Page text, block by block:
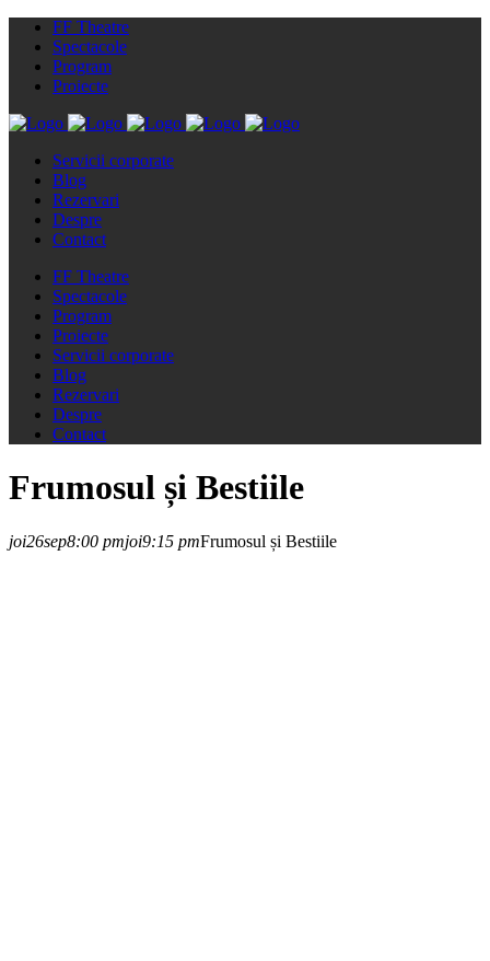
FF Theatre
Spectacole
Program
Proiecte
Servicii corporate
Blog
Rezervari
Despre
Contact
FF Theatre
Spectacole
Program
Proiecte
Servicii corporate
Blog
Rezervari
Despre
Contact
Frumosul și Bestiile
joi26sep8:00 pmjoi9:15 pmFrumosul și Bestiile